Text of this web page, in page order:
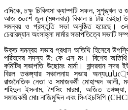
এদিকে, চক্ষু চিকিৎসা ক্যাম্পটি সফল, সুশৃঙ্খল ও
আজ ৩০শে জুন (মঙ্গলবার) বিকাল ৪ টায় রেইছা
সমন্বয় ও প্রস্তুতি সভা অনুষ্ঠিত হয়েছে। ৩নং
চেয়ারম্যান অংসাহ্লা মার্মার সভাপতিত্বে সভাটি
উক্ত সমন্বয় সভায় প্রধান অতিথি হিসেবে
পরিষদের সদস্য উ: কে এস মং। বিশেষ
কমিটির সভাপতি উছোমং মার্মা। বান্দরবান সদর
বিরল তঞ্চঙ্গ্যার সঞ্চালনায় সভায়
রাজনৈতিক নেতা ও সমাজকর্মী মোহাম্মদ আলী,
শহিদুল ইসলাম, শৈসিং মারমা, অজিত
সমাজকর্মী মোঃ নাজিমুদ্দিন এবং সিএইচসিপি